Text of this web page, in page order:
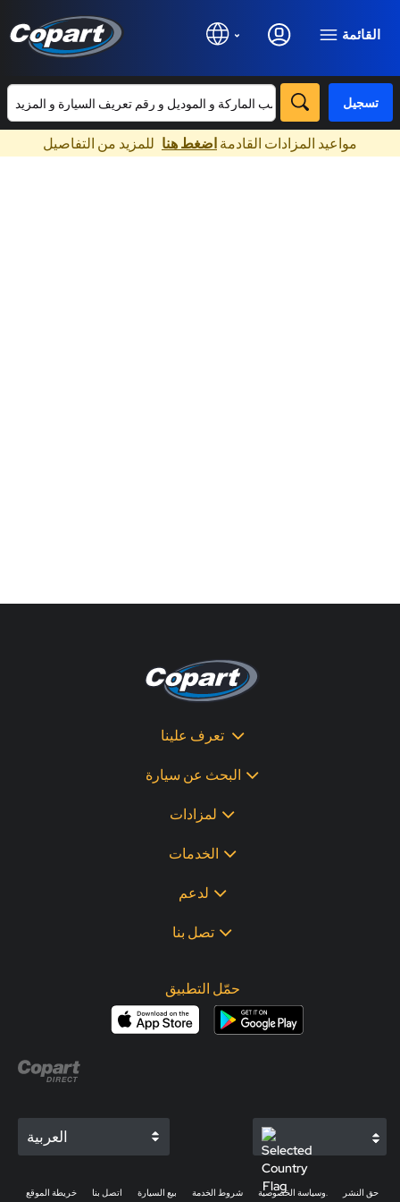
القائمة
تسجيل
مواعيد المزادات القادمة اضغط هنا للمزيد من التفاصيل
تعرف علينا
البحث عن سيارة
لمزادات
الخدمات
لدعم
تصل بنا
حمّل التطبيق
العربية
خريطة الموقع اتصل بنا بيع السيارة شروط الخدمة حق النشر